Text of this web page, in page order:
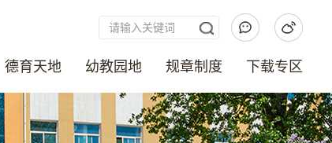
德育天地 幼教园地 规章制度 下载专区